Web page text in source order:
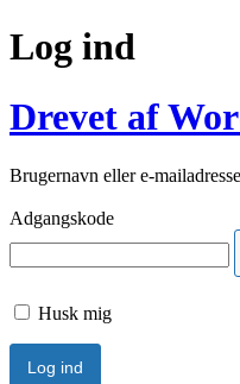
Log ind
Drevet af
Brugernavn eller e-mailadresse
Adgangskode
Husk mig